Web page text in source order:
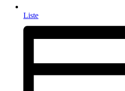
Liste